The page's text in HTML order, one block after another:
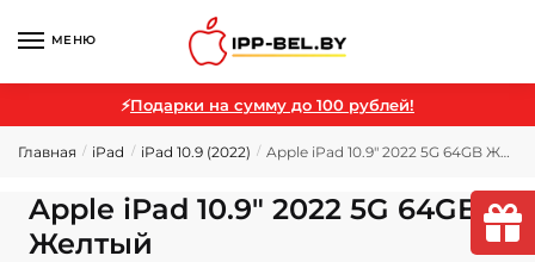
МЕНЮ
⚡Подарки на сумму до 100 рублей!
Главная / iPad / iPad 10.9 (2022) / Apple iPad 10.9″ 2022 5G 64GB Желтый
Apple iPad 10.9″ 2022 5G 64GB
Желтый